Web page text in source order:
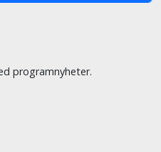
programnyheter.